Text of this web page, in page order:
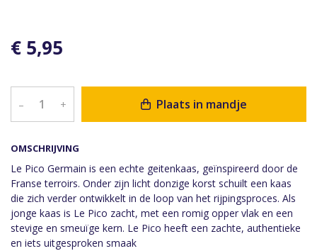
OMSCHRIJVING
Le Pico Germain is een echte geitenkaas, geïnspireerd door de
Franse terroirs. Onder zijn licht donzige korst schuilt een kaas
die zich verder ontwikkelt in de loop van het rijpingsproces. Als
jonge kaas is Le Pico zacht, met een romig opper vlak en een
stevige en smeuïge kern. Le Pico heeft een zachte, authentieke
en iets uitgesproken smaak
€ 5,95
– + Plaats in mandje